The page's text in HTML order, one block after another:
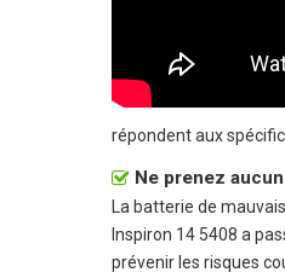
répondent aux
Ne prenez
La batterie de
Inspiron 14 5408 a
prévenir les risques